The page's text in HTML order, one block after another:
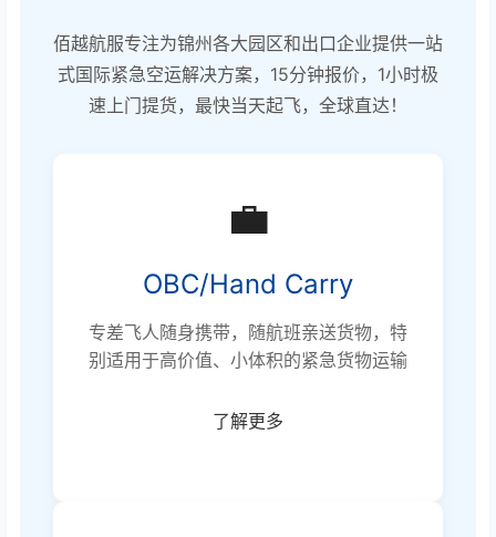
佰越航服专注为锦州各大园区和出口企业提供一站
式国际紧急空运解决方案，15分钟报价，1小时极
速上门提货，最快当天起飞，全球直达！
💼
OBC/Hand Carry
专差飞人随身携带，随航班亲送货物，特
别适用于高价值、小体积的紧急货物运输
了解更多